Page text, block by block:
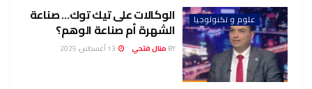
علوم و تكنولوجيا الوكالات على تيك توك… صناعة
الشهرة أم صناعة الوهم؟
BY منال فتحي